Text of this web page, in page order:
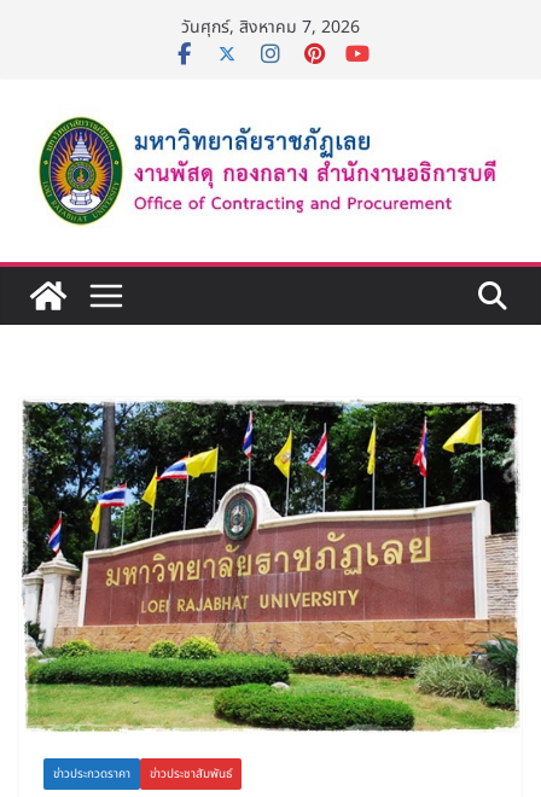
วันศุกร์, สิงหาคม 7, 2026
ข่าวประกวดราคา ข่าวประชาสัมพันธ์